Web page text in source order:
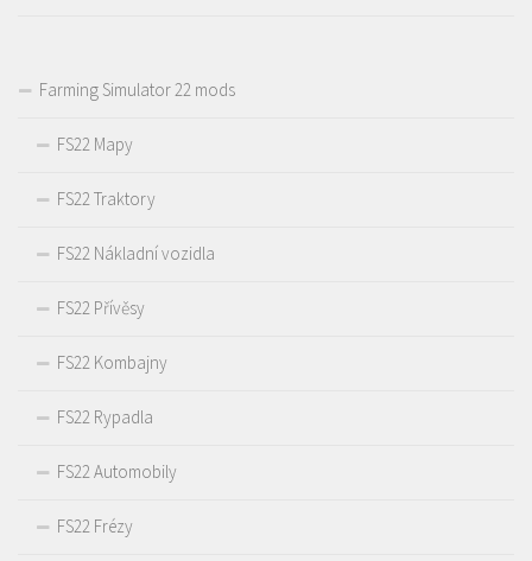
Farming Simulator 22 mods
FS22 Mapy
FS22 Traktory
FS22 Nákladní vozidla
FS22 Přívěsy
FS22 Kombajny
FS22 Rypadla
FS22 Automobily
FS22 Frézy